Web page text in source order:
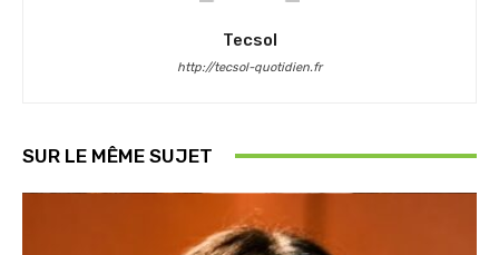
Tecsol
http://tecsol-quotidien.fr
SUR LE MÊME SUJET